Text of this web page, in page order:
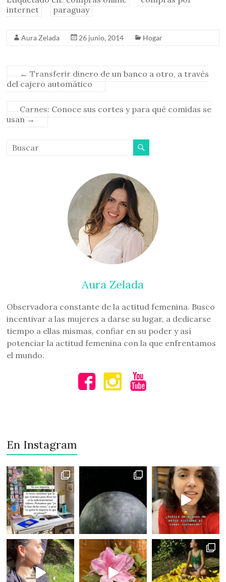
internet
paraguay
Aura Zelada 26 junio, 2014 Hogar
← Transferir dinero de un banco a otro, a través
del cajero automático
Carnes: Conoce sus cortes y para qué comidas se
usan →
Aura Zelada
Observadora constante de la actitud femenina. Busco
incentivar a las mujeres a darse su lugar, a dedicarse
tiempo a ellas mismas, confiar en su poder y así
potenciar la actitud femenina con la que enfrentamos
el mundo.
En Instagram